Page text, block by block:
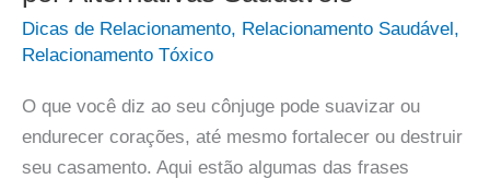
Dicas de Relacionamento, Relacionamento Saudável ,
Relacionamento Tóxico
O que você diz ao seu cônjuge pode suavizar ou
endurecer corações, até mesmo fortalecer ou destruir
seu casamento. Aqui estão algumas das frases